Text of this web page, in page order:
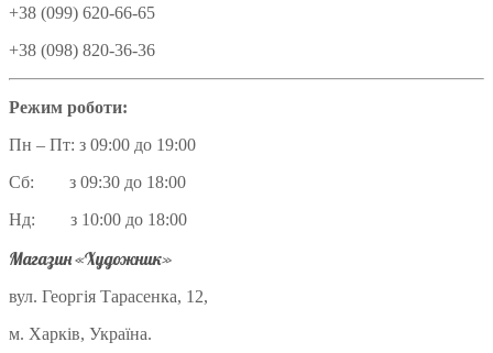
+38 (099) 620-66-65
+38 (098) 820-36-36
Режим роботи:
Пн – Пт: з 09:00 до 19:00
Сб: з 09:30 до 18:00
Нд: з 10:00 до 18:00
Магазин «Художник»
вул. Георгія Тарасенка, 12,
м. Харків, Україна.